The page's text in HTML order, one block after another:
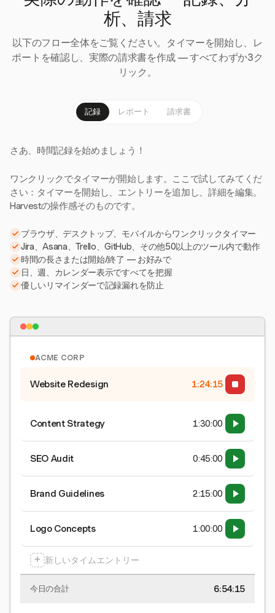
析、請求
以下のフロー全体をご覧ください。タイマーを開始し、レ
ポートを確認し、実際の請求書を作成 — すべてわずか3ク
リック。
記録 レポート 請求書
さあ、時間記録を始めましょう！
ワンクリックでタイマーが開始します。ここで試してみてくだ
さい：タイマーを開始し、エントリーを追加し、詳細を編集。
Harvestの操作感そのものです。
ブラウザ、デスクトップ、モバイルからワンクリックタイマー
Jira、Asana、Trello、GitHub、その他50以上のツール内で動作
時間の長さまたは開始/終了 — お好みで
日、週、カレンダー表示ですべてを把握
優しいリマインダーで記録漏れを防止
ACME CORP
Website Redesign 1:24:15
Content Strategy 1:30:00
SEO Audit 0:45:00
Brand Guidelines 2:15:00
Logo Concepts 1:00:00
+ 新しいタイムエントリー
今日の合計 6:54:15